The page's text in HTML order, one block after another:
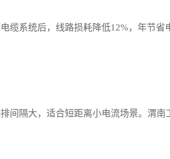
缆系统后，线路损耗降低12%，年节省
间隔大，适合短距离小电流场景。渭南